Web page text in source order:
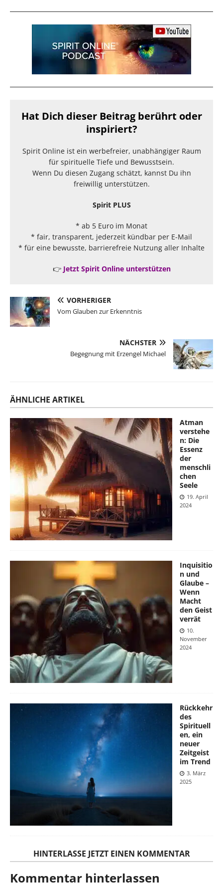
Hat Dich dieser Beitrag berührt oder
inspiriert?
Spirit Online ist ein werbefreier, unabhängiger Raum
für spirituelle Tiefe und Bewusstsein.
Wenn Du diesen Zugang schätzt, kannst Du ihn
freiwillig unterstützen.
Spirit PLUS
* ab 5 Euro im Monat
* fair, transparent, jederzeit kündbar per E-Mail
* für eine bewusste, barrierefreie Nutzung aller Inhalte
👉 Jetzt Spirit Online unterstützen
VORHERIGER
Vom Glauben zur Erkenntnis
NÄCHSTER
Begegnung mit Erzengel Michael
ÄHNLICHE ARTIKEL
Atman
verstehe
n: Die
Essenz
der
menschli
chen
Seele
19. April
2024
Inquisitio
n und
Glaube –
Wenn
Macht
den Geist
verrät
10.
November
2024
Rückkehr
des
Spirituell
en, ein
neuer
Zeitgeist
im Trend
3. März
2025
HINTERLASSE JETZT EINEN KOMMENTAR
Kommentar hinterlassen